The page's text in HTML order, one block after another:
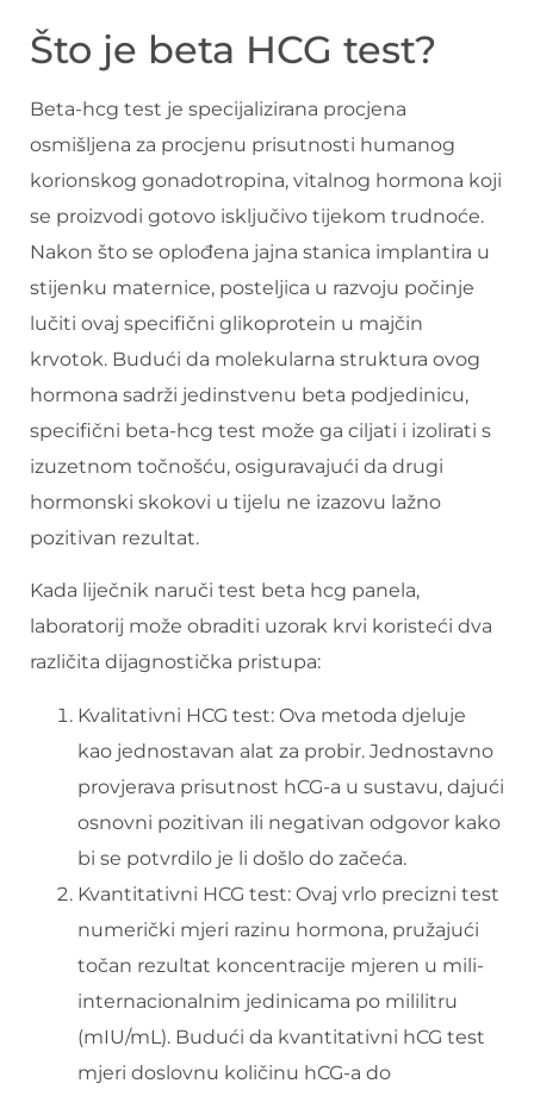
Što je beta HCG test?
Beta-hcg test je specijalizirana procjena
osmišljena za procjenu prisutnosti humanog
korionskog gonadotropina, vitalnog hormona koji
se proizvodi gotovo isključivo tijekom trudnoće.
Nakon što se oplođena jajna stanica implantira u
stijenku maternice, posteljica u razvoju počinje
lučiti ovaj specifični glikoprotein u majčin
krvotok. Budući da molekularna struktura ovog
hormona sadrži jedinstvenu beta podjedinicu,
specifični beta-hcg test može ga ciljati i izolirati s
izuzetnom točnošću, osiguravajući da drugi
hormonski skokovi u tijelu ne izazovu lažno
pozitivan rezultat.
Kada liječnik naruči test beta hcg panela,
laboratorij može obraditi uzorak krvi koristeći dva
različita dijagnostička pristupa:
Kvalitativni HCG test: Ova metoda djeluje
kao jednostavan alat za probir. Jednostavno
provjerava prisutnost hCG-a u sustavu, dajući
osnovni pozitivan ili negativan odgovor kako
bi se potvrdilo je li došlo do začeća.
Kvantitativni HCG test: Ovaj vrlo precizni test
numerički mjeri razinu hormona, pružajući
točan rezultat koncentracije mjeren u mili-
internacionalnim jedinicama po mililitru
(mIU/mL). Budući da kvantitativni hCG test
mjeri doslovnu količinu hCG-a do